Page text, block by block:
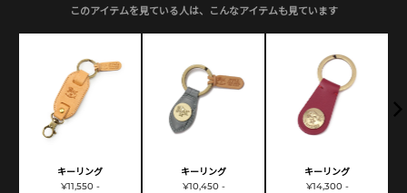
このアイテムを見ている人は、こんなアイテムも見ています
キーリング
¥11,550 -
キーリング
¥10,450 -
キーリング
¥14,300 -